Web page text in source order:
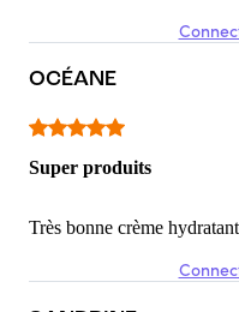
OCÉANE
Super produits
Très bonne crème